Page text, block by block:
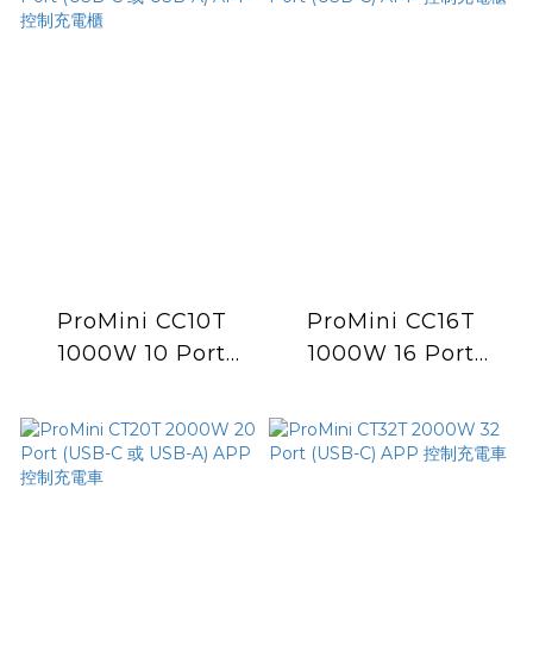
ProMini CC10T
1000W 10 Port
APP 控制充電櫃
ProMini CC16T
1000W 16 Port
電櫃